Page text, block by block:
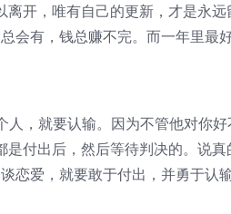
离开，唯有自己的更新，才是永
会有，钱总赚不完。而一年里最
，就要认输。因为不管他对你好
是付出后，然后等待判决的。说
恋爱，就要敢于付出，并勇于认